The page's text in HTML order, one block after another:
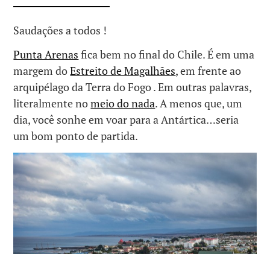
Saudações a todos !
Punta Arenas fica bem no final do Chile. É em uma
margem doEstreito de Magalhães, em frente ao
arquipélago da Terra do Fogo . Em outras palavras,
literalmente nomeio do nada. A menos que, um
dia, você sonhe em voar para a Antártica…seria
um bom ponto de partida.